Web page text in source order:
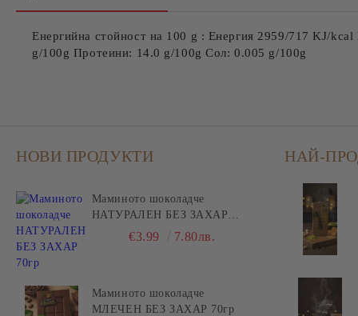
Енергийна стойност на 100 g : Енергия 2959/717 KJ/
g/100g Протеини: 14.0 g/100g Сол: 0.005 g/100g
НОВИ ПРОДУКТИ
Маминото шоколадче
НАТУРАЛЕН БЕЗ ЗАХАР
€3.99 7.80лв.
Маминото шоколадче
МЛЕЧЕН БЕЗ ЗАХАР 70гр
НАЙ-